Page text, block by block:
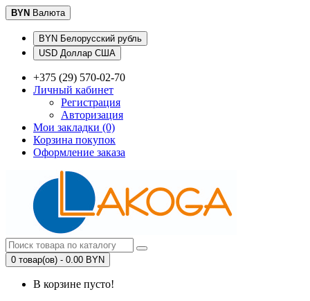
BYN Валюта
BYN Белорусский рубль
USD Доллар США
+375 (29) 570-02-70
Личный кабинет
Регистрация
Авторизация
Мои закладки (0)
Корзина покупок
Оформление заказа
0 товар(ов) - 0.00 BYN
В корзине пусто!